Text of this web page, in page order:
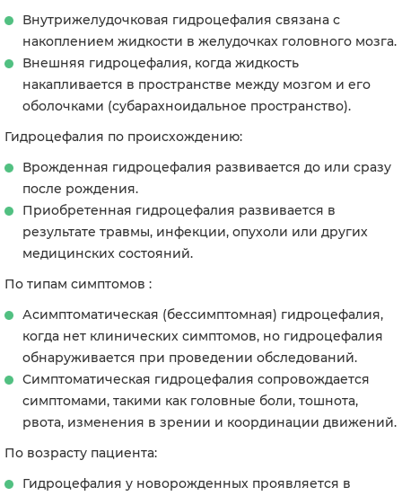
Внутрижелудочковая гидроцефалия связана с
накоплением жидкости в желудочках головного мозга.
Внешняя гидроцефалия, когда жидкость
накапливается в пространстве между мозгом и его
оболочками (субарахноидальное пространство).
Гидроцефалия по происхождению:
Врожденная гидроцефалия развивается до или сразу
после рождения.
Приобретенная гидроцефалия развивается в
результате травмы, инфекции, опухоли или других
медицинских состояний.
По типам симптомов :
Асимптоматическая (бессимптомная) гидроцефалия,
когда нет клинических симптомов, но гидроцефалия
обнаруживается при проведении обследований.
Симптоматическая гидроцефалия сопровождается
симптомами, такими как головные боли, тошнота,
рвота, изменения в зрении и координации движений.
По возрасту пациента:
Гидроцефалия у новорожденных проявляется в